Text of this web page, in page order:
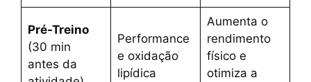
Pré-Treino
(30 min
antes da
Performance
e oxidação
lipídica
Aumenta o
rendimento
físico e
otimiza a